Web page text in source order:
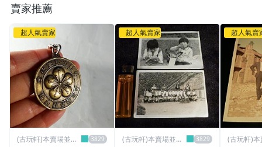
賣家推薦
超人氣賣家
(古玩軒)本賣場並無
超人氣賣家
(古玩軒)本賣場並無
超人氣賣
(古玩軒)